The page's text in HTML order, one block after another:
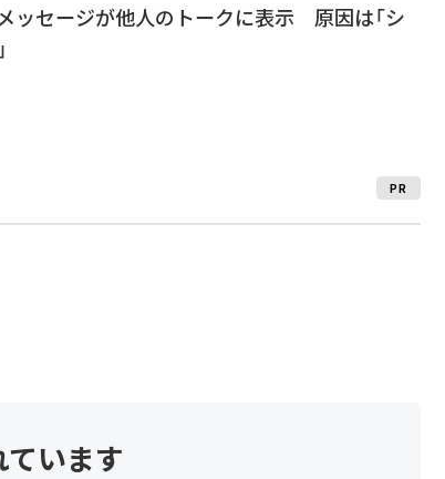
ッセージが他人のトークに表示 原因は「シ
PR
います